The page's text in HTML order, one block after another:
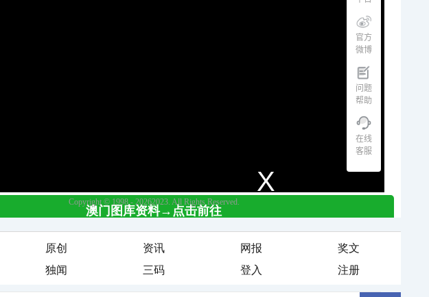
原创 资讯 网报
奖文
独闻 三码 登入 注册